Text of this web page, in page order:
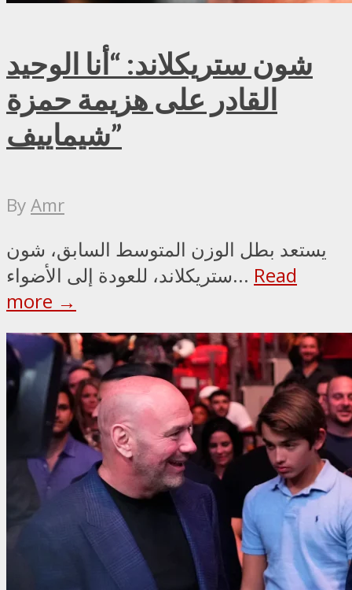
شون ستريكلاند: “أنا الوحيد
القادر على هزيمة حمزة
شيماييف”
ByAmr
يستعد بطل الوزن المتوسط السابق، شون
ستريكلاند، للعودة إلى الأضواء... Read
more →